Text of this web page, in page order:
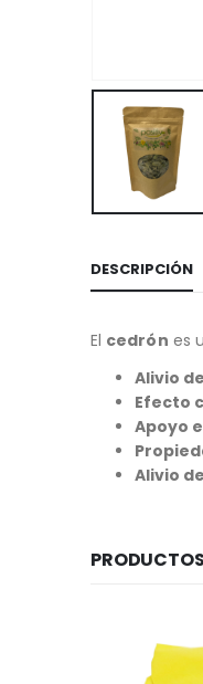
DESCRIPCIÓN
El cedrón es
Alivio
Efecto
Apoyo
Alivio